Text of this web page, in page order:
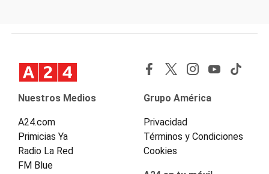
Nuestros Medios
A24.com
Primicias Ya
Radio La Red
FM Blue
Grupo América
Privacidad
Términos y Condiciones
Cookies